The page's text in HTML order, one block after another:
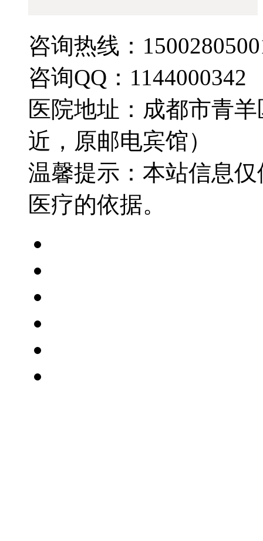
咨询热线：
咨询QQ：1144000342
医院地址：成都市青
近，原邮电宾馆）
温馨提示：本站信息
医疗的依据。